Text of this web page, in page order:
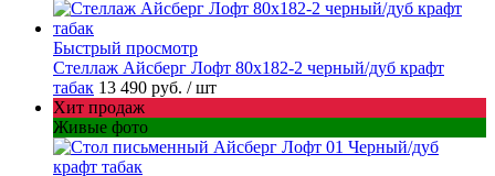
Быстрый просмотр
Стеллаж Айсберг Лофт 80х182-2 черный/дуб крафт
табак 13 490 руб. / шт
Хит продаж
Живые фото